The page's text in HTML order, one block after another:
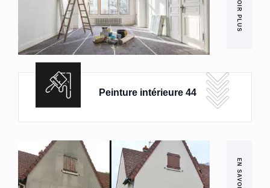
Peinture intérieure 44